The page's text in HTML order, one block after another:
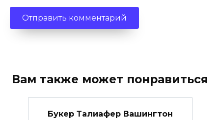
Вам также может понравиться
Букер Талиафер Вашингтон